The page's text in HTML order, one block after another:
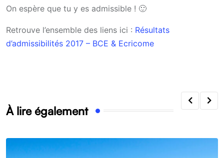
On espère que tu y es admissible ! 🙂
Retrouve l’ensemble des liens ici : Résultats
d’admissibilités 2017 – BCE & Ecricome
À lire également